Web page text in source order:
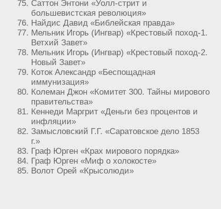
Саттон Энтони «Уолл-стрит и
большевистская революция»
Найдис Давид «Библейская правда»
Мельник Игорь (Ингвар) «Крестовый поход-1.
Ветхий Завет»
Мельник Игорь (Ингвар) «Крестовый поход-2.
Новый Завет»
Коток Александр «Беспощадная
иммунизация»
Колеман Джон «Комитет 300. Тайны мирового
правительства»
Кеннеди Маргрит «Деньги без процентов и
инфляции»
Замысловский Г.Г. «Саратовское дело 1853
г.»
Граф Юрген «Крах мирового порядка»
Граф Юрген «Миф о холокосте»
Волот Орей «Крысолюди»